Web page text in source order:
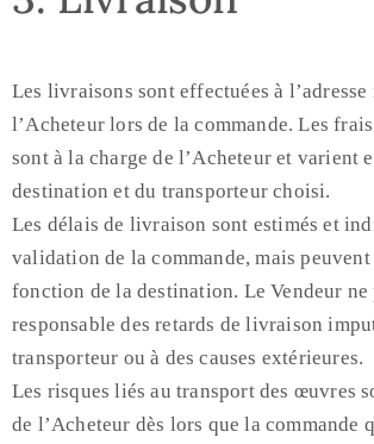
Les livraisons sont effectuées à
l’Acheteur lors de la commande. Les
sont à la charge de l’Acheteur et varient
destination et du transporteur choisi.
Les délais de livraison sont estimés et
validation de la commande, mais
fonction de la destination. Le Vendeur ne
responsable des retards de livraison
transporteur ou à des causes extérieures.
Les risques liés au transport des œuvres
de l’Acheteur dès lors que la commande